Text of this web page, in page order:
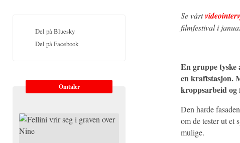
Se vårt
filmfestival i
En gruppe tyske
en kraftstasjon.
kroppsarbeid og
Den harde
om de tester ut et
mulige.
Del på Bluesky
Del på Facebook
Omtaler